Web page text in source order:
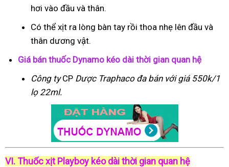
hơi vào đầu và thân.
Có thể xịt ra lòng bàn tay rồi thoa nhẹ lên đầu và
thân dương vật.
Giá bán thuốc Dynamo kéo dài thời gian quan hệ
Công tyCP Dược Traphacođa bán với giá 550k/1
lọ 22ml.
VI. Thuốc xịt Playboy kéo dài thời gian quan hệ